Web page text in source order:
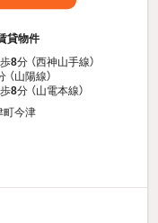
貸物件
8分 （西神山手線）
（山陽線）
8分 （山電本線）
町今津